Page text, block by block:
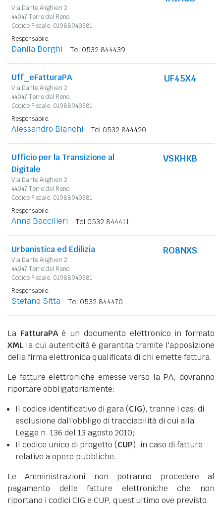
Via Dante Alighieri 2
44047 Terre del Reno
Codice Fiscale: 01988940381
Responsabile:
Danila Borghi Tel 0532 844439
Uff_eFatturaPA
Via Dante Alighieri 2
44047 Terre del Reno
Codice Fiscale: 01988940381
UF45X4
Responsabile:
Alessandro Bianchi Tel 0532 844420
Ufficio per la Transizione al
Digitale
Via Dante Alighieri 2
44047 Terre del Reno
Codice Fiscale: 01988940381
VSKHKB
Responsabile:
Anna Baccilieri Tel 0532 844411
Urbanistica ed Edilizia
Via Dante Alighieri 2
44047 Terre del Reno
Codice Fiscale: 01988940381
RO8NXS
Responsabile:
Stefano Sitta Tel 0532 844470
La FatturaPAè un documento elettronico in formato
XML la cui autenticità è garantita tramite l'apposizione
della firma elettronica qualificata di chi emette fattura.
Le fatture elettroniche emesse verso la PA, dovranno
riportare obbligatoriamente:
Il codice identificativo di gara (CIG), tranne i casi di
esclusione dall'obbligo di tracciabilità di cui alla
Legge n. 136 del 13 agosto 2010;
Il codice unico di progetto (CUP), in caso di fatture
relative a opere pubbliche.
Le Amministrazioni non potranno procedere al
pagamento delle fatture elettroniche che non
riportano i codici CIG e CUP, quest'ultimo ove previsto.